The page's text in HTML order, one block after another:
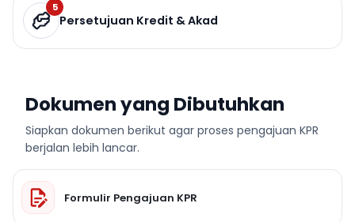
5
Persetujuan Kredit & Akad
Dokumen yang Dibutuhkan
Siapkan dokumen berikut agar proses pengajuan KPR
berjalan lebih lancar.
Formulir Pengajuan KPR